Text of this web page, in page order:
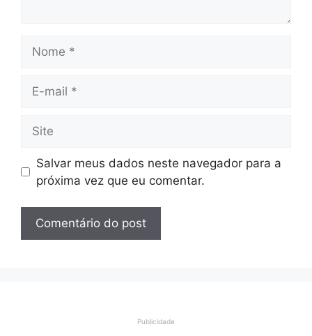
mail
Salvar meus dados neste navegador para a
próxima vez que eu comentar.
Publicidade